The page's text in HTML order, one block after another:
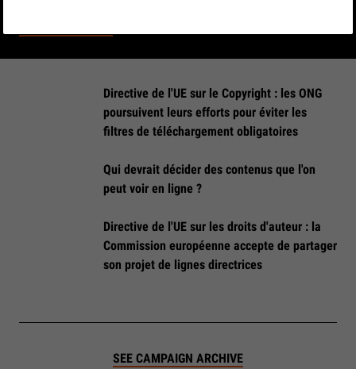
Directive de l'UE sur le Copyright : les ONG
poursuivent leurs efforts pour éviter les
filtres de téléchargement obligatoires
Qui devrait décider des contenus que l'on
peut voir en ligne ?
Directive de l'UE sur les droits d'auteur : la
Commission européenne accepte de partager
son projet de lignes directrices
SEE CAMPAIGN ARCHIVE